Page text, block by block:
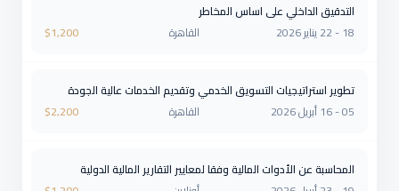
التدقيق الداخلي على اساس المخاطر
18 - 22 يناير 2026
القاهرة $1,200
تطوير استراتيجيات التسويق الخدمي وتقديم الخدمات عالية الجودة
05 - 16 أبريل 2026
القاهرة $2,200
المحاسبة عن الأدوات المالية وفقا لمعايير التقارير المالية الدولية